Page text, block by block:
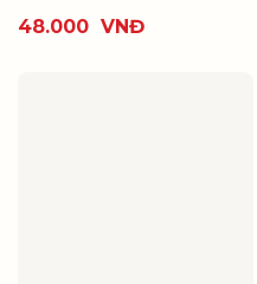
48.000 VNĐ